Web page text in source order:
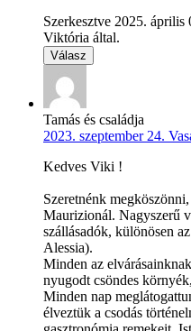
Szerkesztve 2025.
Viktória által.
Válasz
Tamás és családja
2023. szeptember 24.
Kedves Viki !
Szeretnénk
Maurizionál. Nagyszerű
szállásadók, különösen
Alessia).
Minden az
nyugodt csöndes
Minden nap
élveztük a csodás